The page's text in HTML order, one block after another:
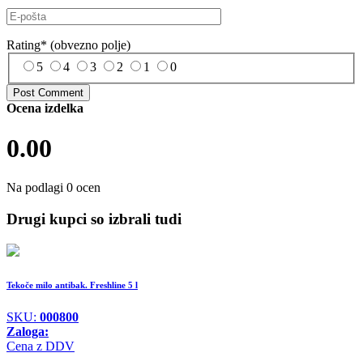
Rating* (obvezno polje)
5
4 3 2 1 0
Ocena izdelka
0.00
Na podlagi 0 ocen
Drugi kupci so izbrali tudi
Tekoče milo antibak. Freshline 5 l
SKU: 000800
Zaloga:
Cena z DDV